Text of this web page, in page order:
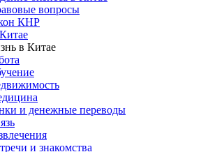
вопросы
КНР
в Китае
и денежные переводы
и знакомства